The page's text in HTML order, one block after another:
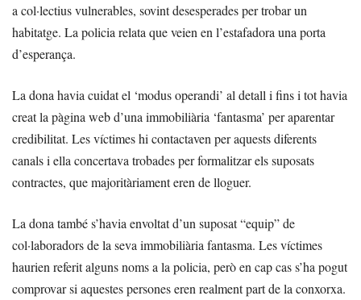
a col·lectius vulnerables, sovint desesperades per trobar un
habitatge. La policia relata que veien en l’estafadora una porta
d’esperança.
La dona havia cuidat el ‘modus operandi’ al detall i fins i tot havia
creat la pàgina web d’una immobiliària ‘fantasma’ per aparentar
credibilitat. Les víctimes hi contactaven per aquests diferents
canals i ella concertava trobades per formalitzar els suposats
contractes, que majoritàriament eren de lloguer.
La dona també s’havia envoltat d’un suposat “equip” de
col·laboradors de la seva immobiliària fantasma. Les víctimes
haurien referit alguns noms a la policia, però en cap cas s’ha pogut
comprovar si aquestes persones eren realment part de la conxorxa.